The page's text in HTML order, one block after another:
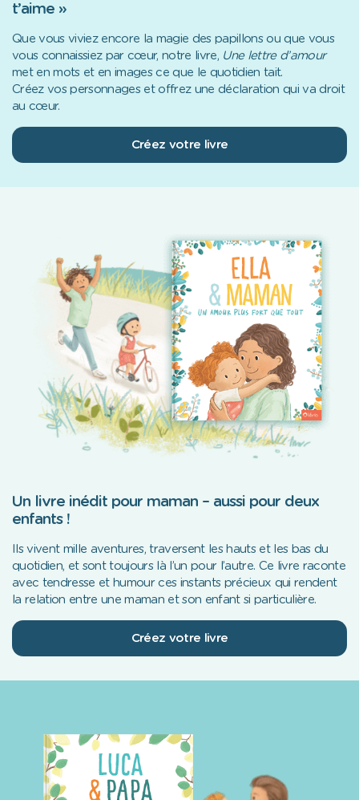
t’aime »
Que vous viviez encore la magie des papillons ou que vous
vous connaissiez par cœur, notre livre, Une lettre d’amour
met en mots et en images ce que le quotidien tait.
Créez vos personnages et offrez une déclaration qui va droit
au cœur.
Créez votre livre
Un livre inédit pour maman – aussi pour deux
enfants !
Ils vivent mille aventures, traversent les hauts et les bas du
quotidien, et sont toujours là l’un pour l’autre. Ce livre raconte
avec tendresse et humour ces instants précieux qui rendent
la relation entre une maman et son enfant si particulière.
Créez votre livre